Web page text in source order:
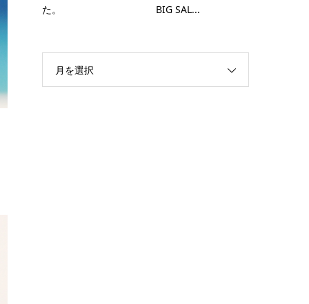
た。
BIG SAL...
月を選択